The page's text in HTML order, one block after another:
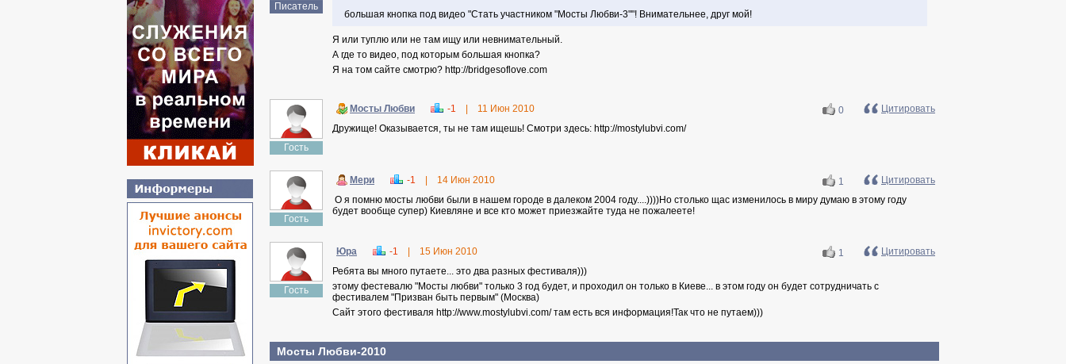
Писатель
большая кнопка под видео "Стать участником "Мосты Любви-3""! Внимательнее, друг мой!
Я или туплю или не там ищу или невнимательный.
А где то видео, под которым большая кнопка?
Я на том сайте смотрю? http://bridgesoflove.com
Гость
Мосты Любви -1 11 Июн 2010 0
Цитировать
Дружище! Оказывается, ты не там ищешь! Смотри здесь: http://mostylubvi.com/
Гость
Мери -1 14 Июн 2010 1
Цитировать
О я помню мосты любви были в нашем городе в далеком 2004 году....))))Но столько щас изменилось в миру думаю в этому году
будет вообще супер) Киевляне и все кто может приезжайте туда не пожалеете!
Гость
Юра -1 15 Июн 2010 1
Цитировать
Ребята вы много путаете... это два разных фестиваля)))
этому фестевалю "Мосты любви" только 3 год будет, и проходил он только в Киеве... в этом году он будет сотрудничать с
фестивалем "Призван быть первым" (Москва)
Сайт этого фестиваля http://www.mostylubvi.com/ там есть вся информация!Так что не путаем)))
Мосты Любви-2010